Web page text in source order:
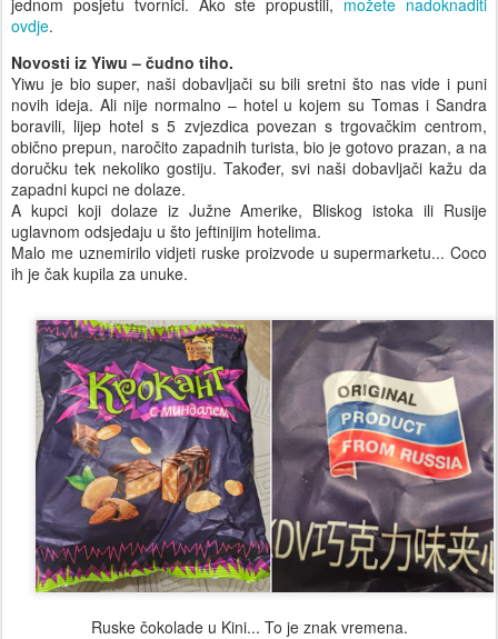
ovdje.
Novosti iz Yiwu – čudno tiho.
Yiwu je bio super, naši dobavljači su bili sretni što nas vide i puni
novih ideja. Ali nije normalno – hotel u kojem su Tomas i Sandra
boravili, lijep hotel s 5 zvjezdica povezan s trgovačkim centrom,
obično prepun, naročito zapadnih turista, bio je gotovo prazan, a na
doručku tek nekoliko gostiju. Također, svi naši dobavljači kažu da
zapadni kupci ne dolaze.
A kupci koji dolaze iz Južne Amerike, Bliskog istoka ili Rusije
uglavnom odsjedaju u što jeftinijim hotelima.
Malo me uznemirilo vidjeti ruske proizvode u supermarketu... Coco
ih je čak kupila za unuke.
Ruske čokolade u Kini... To je znak vremena.